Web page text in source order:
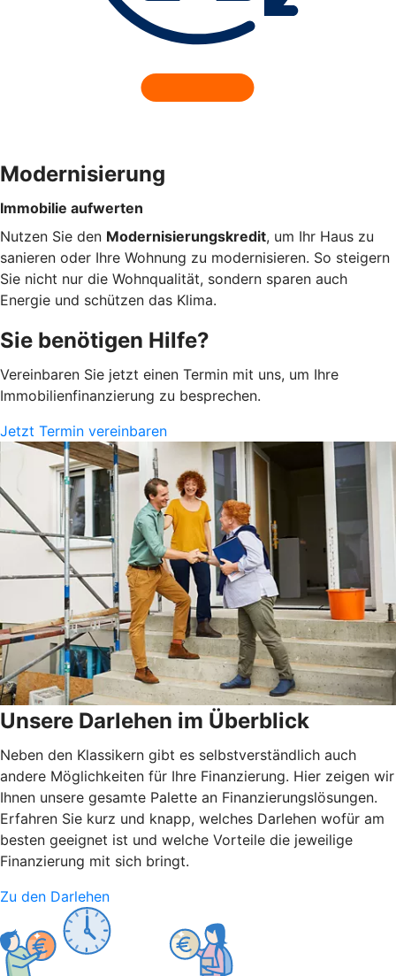
Modernisierung
Immobilie aufwerten
Nutzen Sie den Modernisierungskredit, um Ihr Haus zu
sanieren oder Ihre Wohnung zu modernisieren. So steigern
Sie nicht nur die Wohnqualität, sondern sparen auch
Energie und schützen das Klima.
Sie benötigen Hilfe?
Vereinbaren Sie jetzt einen Termin mit uns, um Ihre
Immobilienfinanzierung zu besprechen.
Jetzt Termin vereinbaren
Unsere Darlehen im Überblick
Neben den Klassikern gibt es selbstverständlich auch
andere Möglichkeiten für Ihre Finanzierung. Hier zeigen wir
Ihnen unsere gesamte Palette an Finanzierungslösungen.
Erfahren Sie kurz und knapp, welches Darlehen wofür am
besten geeignet ist und welche Vorteile die jeweilige
Finanzierung mit sich bringt.
Zu den Darlehen